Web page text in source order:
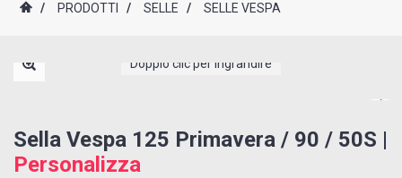
/ PRODOTTI / SELLE / SELLE VESPA
Doppio clic per ingrandire
Sella Vespa 125 Primavera / 90 / 50S |
Personalizza